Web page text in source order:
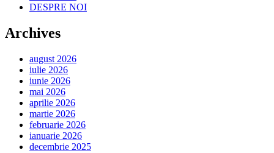
DESPRE NOI
Archives
august 2026
iulie 2026
iunie 2026
mai 2026
aprilie 2026
martie 2026
februarie 2026
ianuarie 2026
decembrie 2025